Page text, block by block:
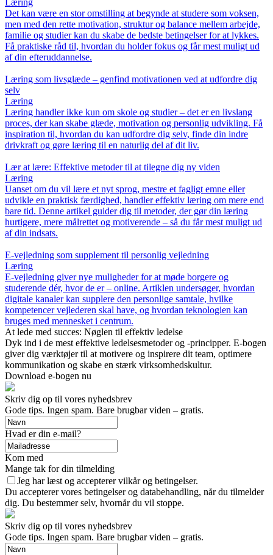
Læring
Det kan være en stor omstilling at begynde at studere som voksen,
men med den rette motivation, struktur og balance mellem arbejde,
familie og studier kan du skabe de bedste betingelser for at lykkes.
Få praktiske råd til, hvordan du holder fokus og får mest muligt ud
af din efteruddannelse.
Læring som livsglæde – genfind motivationen ved at udfordre dig
selv
Læring
Læring handler ikke kun om skole og studier – det er en livslang
proces, der kan skabe glæde, motivation og personlig udvikling. Få
inspiration til, hvordan du kan udfordre dig selv, finde din indre
drivkraft og gøre læring til en naturlig del af dit liv.
Lær at lære: Effektive metoder til at tilegne dig ny viden
Læring
Uanset om du vil lære et nyt sprog, mestre et fagligt emne eller
udvikle en praktisk færdighed, handler effektiv læring om mere end
bare tid. Denne artikel guider dig til metoder, der gør din læring
hurtigere, mere målrettet og motiverende – så du får mest muligt ud
af din indsats.
E-vejledning som supplement til personlig vejledning
Læring
E-vejledning giver nye muligheder for at møde borgere og
studerende dér, hvor de er – online. Artiklen undersøger, hvordan
digitale kanaler kan supplere den personlige samtale, hvilke
kompetencer vejlederen skal have, og hvordan teknologien kan
bruges med mennesket i centrum.
At lede med succes: Nøglen til effektiv ledelse
Dyk ind i de mest effektive ledelsesmetoder og -principper. E-bogen
giver dig værktøjer til at motivere og inspirere dit team, optimere
kommunikation og skabe en stærk virksomhedskultur.
Download e-bogen nu
Skriv dig op til vores nyhedsbrev
Gode tips. Ingen spam. Bare brugbar viden – gratis.
Hvad er din e-mail?
Kom med
Mange tak for din tilmelding
Jeg har læst og accepterer vilkår og betingelser.
Du accepterer vores betingelser og databehandling, når du tilmelder
dig. Du bestemmer selv, hvornår du vil stoppe.
Skriv dig op til vores nyhedsbrev
Gode tips. Ingen spam. Bare brugbar viden – gratis.